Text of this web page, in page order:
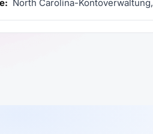
North Carolina-